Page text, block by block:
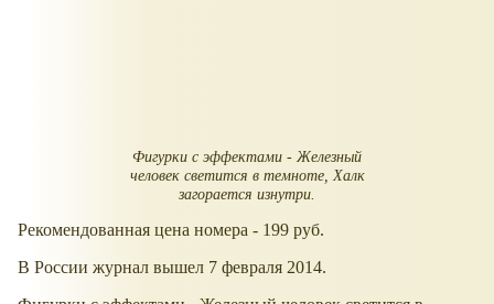
Фигурки с эффектами - Железный
человек светится в темноте, Халк
загорается изнутри.
Рекомендованная цена номера - 199 руб.
В России журнал вышел 7 февраля 2014.